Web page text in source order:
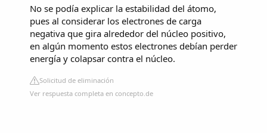
No se podía explicar la estabilidad del átomo,
pues al considerar los electrones de carga
negativa que gira alrededor del núcleo positivo,
en algún momento estos electrones debían perder
energía y colapsar contra el núcleo.
Solicitud de eliminación
Ver respuesta completa en concepto.de